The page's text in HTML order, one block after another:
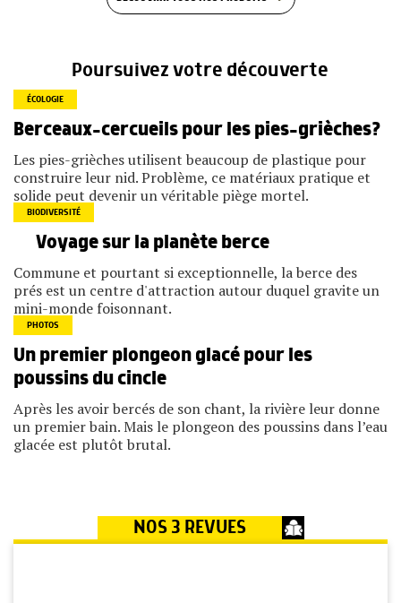
Poursuivez votre découverte
ÉCOLOGIE
Berceaux-cercueils pour les pies-grièches?
Les pies-grièches utilisent beaucoup de plastique pour
construire leur nid. Problème, ce matériaux pratique et
solide peut devenir un véritable piège mortel.
BIODIVERSITÉ
Voyage sur la planète berce
Commune et pourtant si exception­nelle, la berce des
prés est un centre d'attraction autour duquel gravite un
mini-monde foisonnant.
PHOTOS
Un premier plongeon glacé pour les
poussins du cincle
Après les avoir bercés de son chant, la rivière leur donne
un premier bain. Mais le plongeon des poussins dans l’eau
glacée est plutôt brutal.
NOS 3 REVUES